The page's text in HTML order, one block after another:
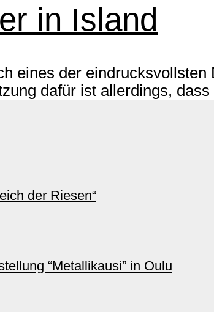
in Island
eines der
dafür ist allerdings,
der Riesen“
“Metallikausi” in Oulu